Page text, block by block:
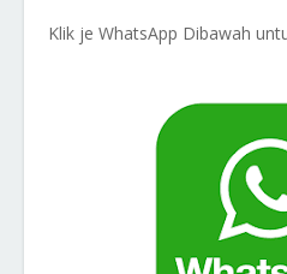
Klik je WhatsApp Dibawah